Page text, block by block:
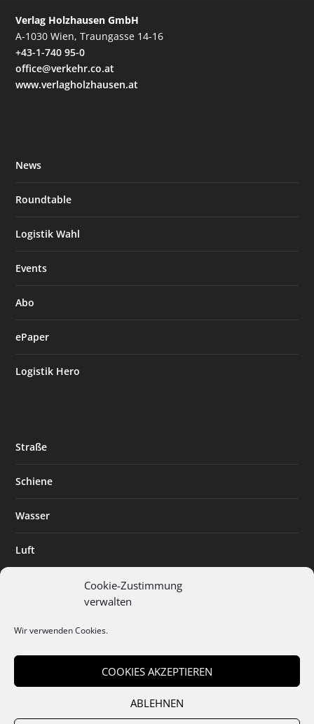
Cookie-Zustimmung
verwalten
Wir verwenden Cookies.
COOKIES AKZEPTIEREN
ABLEHNEN
Verlag Holzhausen GmbH
A-1030 Wien, Traungasse 14-16
+43-1-740 95-0
office@verkehr.co.at
www.verlagholzhausen.at
News
Roundtable
Logistik Wahl
Events
Abo
ePaper
Logistik Hero
Straße
Schiene
Wasser
Luft
Digitalisierung